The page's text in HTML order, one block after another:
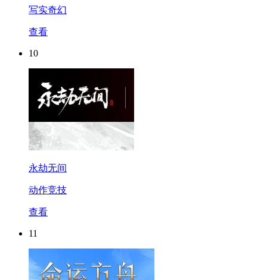
写实奇幻
查看
10
永劫无间
动作竞技
查看
11